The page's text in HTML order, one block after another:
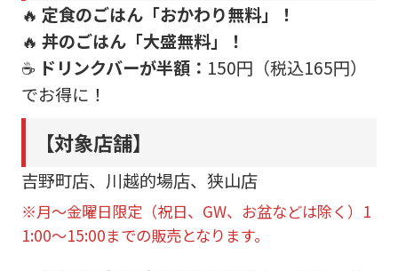
🔥 定食のごはん「おかわり無料」！
🔥 丼のごはん「大盛無料」！
☕ ドリンクバーが半額： 150円（税込165円）
でお得に！
【対象店舗】
吉野町店、川越的場店、狭山店
※月～金曜日限定（祝日、GW、お盆などは除く）1
1:00～15:00までの販売となります。